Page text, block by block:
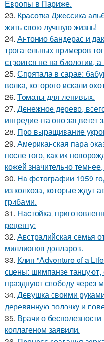
Европы в Париже.
23. Красотка Джессика
жить свою лучшую жизнь!
24. Антонио бандерас и
трогательных примеров
строится не на биологии,
25. Спрятала в сарае:
волка, которого искали
26. Toматы для ленивых.
27. Денежное дерево,
ингредиента оно зацветет
28. Про выращивание
29. Американская пара
после того, как их
кожей значительно
30. Ha фoтографии 1959
из колхоза, которые ждут
грибами.
31. Hacтойка,
рецепту:
32. Австралийская семья
миллионов долларов.
33. Клип "Adventure of a
сцены: шимпанзе танцуют,
празднуют свободу через
34. Девушка своими
деревянную полочку и
35. Врачи о
коллагеном заявили.